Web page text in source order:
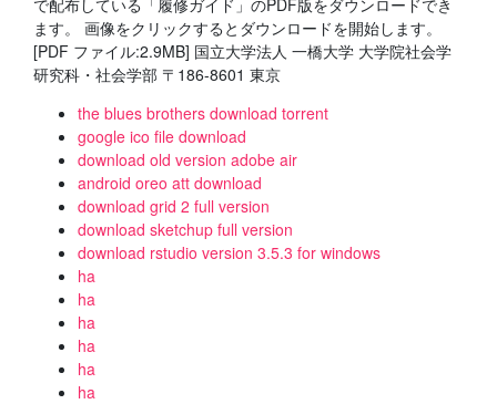
で配布している「履修ガイド」のPDF版をダウンロードでき
ます。 画像をクリックするとダウンロードを開始します。
[PDF ファイル:2.9MB] 国立大学法人 一橋大学 大学院社会学
研究科・社会学部 〒186-8601 東京
the blues brothers download torrent
google ico file download
download old version adobe air
android oreo att download
download grid 2 full version
download sketchup full version
download rstudio version 3.5.3 for windows
ha
ha
ha
ha
ha
ha